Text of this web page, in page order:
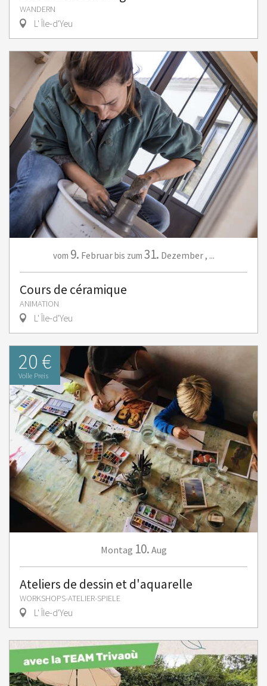
WANDERN
L' Île-d'Yeu
vom 9. Februarbis zum 31. Dezember, ...
Cours de céramique
ANIMATION
L' Île-d'Yeu
20 €
Volle Preis
Montag 10. Aug
Ateliers de dessin et d'aquarelle
WORKSHOPS-ATELIER-SPIELE
L' Île-d'Yeu